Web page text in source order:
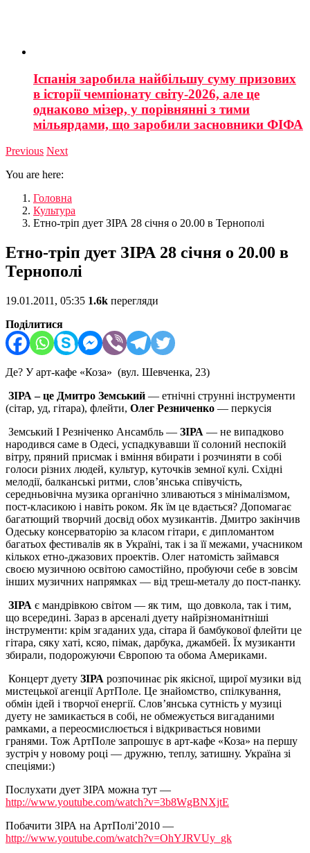
Іспанія заробила найбільшу суму призових
в історії чемпіонату світу-2026, але це
однаково мізер, у порівнянні з тими
мільярдами, що заробили засновники ФІФА
Previous Next
You are here:
Головна
Культура
Етно-тріп дует ЗІРА 28 січня о 20.00 в Тернополі
Етно-тріп дует ЗІРА 28 січня о 20.00 в
Тернополі
19.01.2011, 05:35 1.6k перегляди
Поділитися
Де? У арт-кафе «Коза» (вул. Шевченка, 23)
ЗІРА – це Дмитро Земський — етнічні струнні інструменти
(сітар, уд, гітара), флейти, Олег Резниченко — перкусія
Земський І Резніченко Ансамбль — ЗІРА — не випадково
народився саме в Одесі, успадкувавши її солоний неспокій
вітру, пряний присмак і вміння вбирати і розчиняти в собі
голоси різних людей, культур, куточків земної кулі. Східні
мелодії, балканські ритми, слов’янська співучість,
середньовічна музика органічно зливаються з мінімалізмом,
пост-класикою і навіть роком. Як їм це вдається? Допомагає
багатющий творчий досвід обох музикантів. Дмитро закінчив
Одеську консерваторію за класом гітари, є дипломантом
багатьох фестивалів як в Україні, так і за її межами, учасником
кількох етно-джазових проектів. Олег натомість займався
своєю музичною освітою самостійно, пробуючи себе в зовсім
інших музичних напрямках — від треш-металу до пост-панку.
ЗІРА є мандрівкою світом — як тим, що довкола, так і тим,
що всередині. Зараз в арсеналі дуету найрізноманітніші
інструменти: крім згаданих уда, сітара й бамбукової флейти це
гітара, сяку хаті, ксяо, пімак, дарбука, джамбей. Їх музиканти
збирали, подорожуючи Європою та обома Америками.
Концерт дуету ЗІРА розпочинає рік якісної, щирої музики від
мистецької агенції АртПоле. Це знайомство, спілкування,
обмін ідей і творчої енергії. Слов’янська сутність у музиці
дуету не замикається в собі, не обмежується вигаданими
рамками, а переосмислюється і відкривається новими
гранями. Тож АртПоле запрошує в арт-кафе «Коза» на першу
зустріч у новому році — дружню, теплу, затишну. Україна зі
спеціями:)
Послухати дует ЗІРА можна тут —
http://www.youtube.com/watch?v=3b8WgBNXjtE
Побачити ЗІРА на АртПолі’2010 —
http://www.youtube.com/watch?v=OhYJRVUy_gk